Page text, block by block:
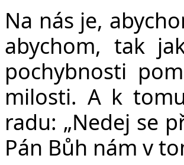
Na nás je,
abychom, tak
pochybnosti
milosti. A k
radu: „Nedej se
Pán Bůh nám v